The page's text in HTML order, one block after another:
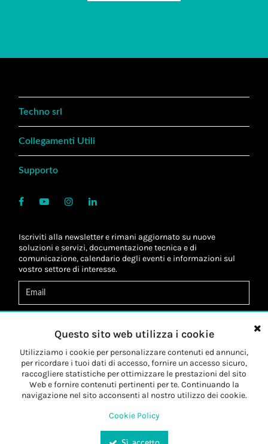
Techno srl
Collegamenti Utili
Supporto
Iscriviti alla newsletter e rimani aggiornato su nuove
soluzioni e servizi, documentazione tecnica e di
comunicazione, calendario degli eventi e informazioni sul
vostro settore di interesse.
Letta l'informativa, autorizzo altrattamento dei miei dati
personali*
Letta l'informativa, autorizzo al trattamento dei miei dati
personali a fini dimarketing*
Iscriviti
Questo sito web utilizza i cookie
Utilizziamo i cookie per personalizzare contenuti ed annunci,
per ricordare i tuoi dati di accesso, fornire un accesso sicuro,
raccogliere statistiche per ottimizzare le prestazioni del sito
Web e fornire contenuti pertinenti per te. Continuando la
navigazione nel sito acconsenti al nostro utilizzo dei cookie.
Cookie Policy